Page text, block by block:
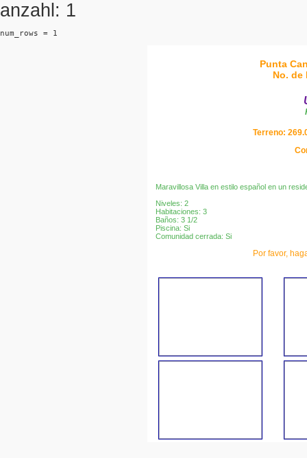
anzahl: 1
num_rows = 1
Punta
No. de
Terreno:
Maravillosa Villa en estilo español en un
Niveles: 2
Habitaciones: 3
Baños: 3 1/2
Piscina: Si
Comunidad cerrada: Si
Por favor,